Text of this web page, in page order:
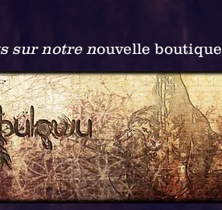
sur notre nouvelle boutique